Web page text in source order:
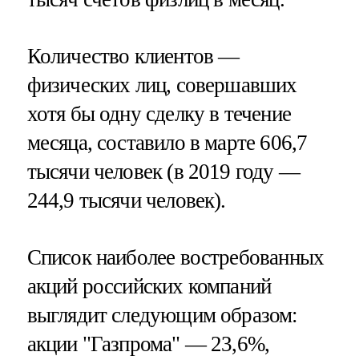
Количество клиентов —
физических лиц, совершавших
хотя бы одну сделку в течение
месяца, составило в марте 606,7
тысячи человек (в 2019 году —
244,9 тысячи человек).
Список наиболее востребованных
акций российских компаний
выглядит следующим образом:
акции "Газпрома" — 23,6%,